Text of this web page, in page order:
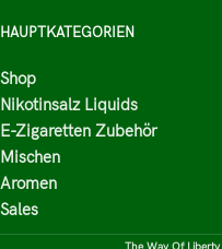
HAUPTKATEGORIEN
Shop
Nikotinsalz Liquids
E-Zigaretten Zubehör
Mischen
Aromen
Sales